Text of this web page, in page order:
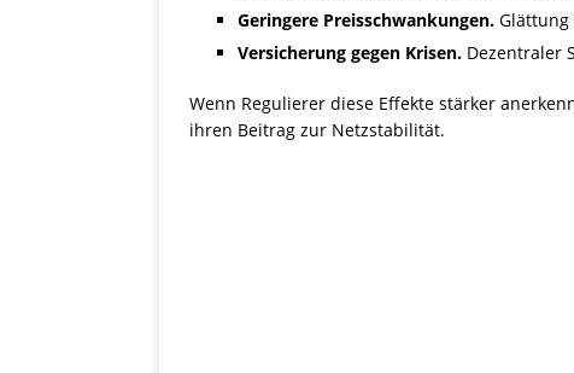
Geringere Preisschwankungen.
Versicherung gegen Krisen. Dezentraler
Wenn Regulierer diese Effekte stärker
ihren Beitrag zur Netzstabilität.